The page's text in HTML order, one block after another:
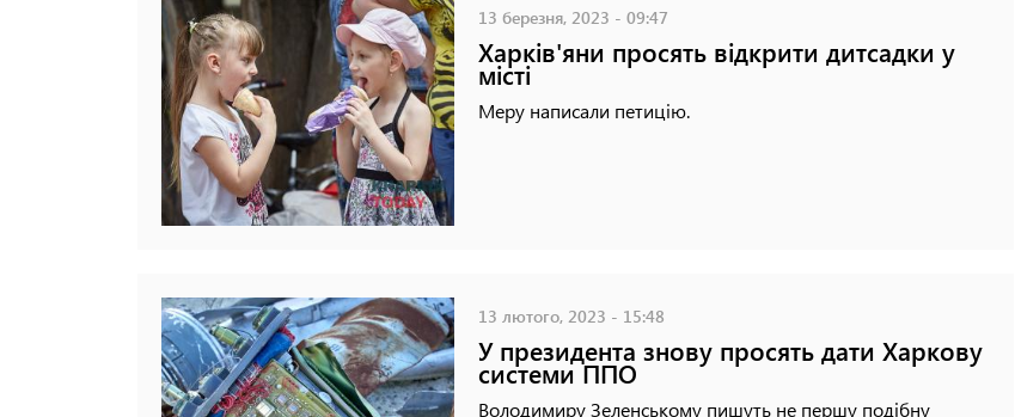
13 березня, 2023 - 09:47
Харків'яни просять відкрити дитсадки у
місті
Меру написали петицію.
13 лютого, 2023 - 15:48
У президента знову просять дати Харкову
системи ППО
Володимиру Зеленському пишуть не першу подібну